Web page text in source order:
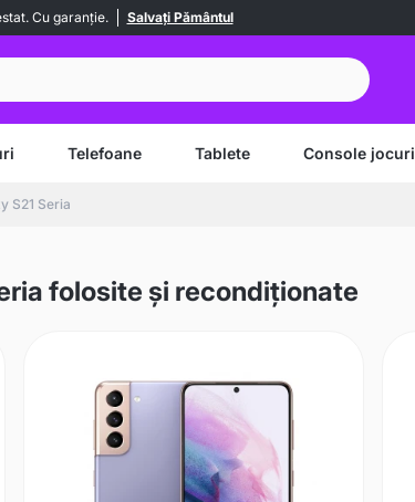
Cu garanție. Salvați Pământul
Telefoane Tablete Console jocuri
S21 Seria
folosite și recondiționate